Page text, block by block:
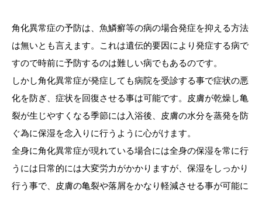
角化異常症の予防は、魚鱗癬等の病の場合発症を抑える方法
は無いとも言えます。これは遺伝的要因により発症する病で
すので時前に予防するのは難しい病でもあるのです。
しかし角化異常症が発症しても病院を受診する事で症状の悪
化を防ぎ、症状を回復させる事は可能です。皮膚が乾燥し亀
裂が生じやすくなる季節には入浴後、皮膚の水分を蒸発を防
ぐ為に保湿を念入りに行うように心がけます。
全身に角化異常症が現れている場合には全身の保湿を常に行
うには日常的には大変労力がかかりますが、保湿をしっかり
行う事で、皮膚の亀裂や落屑をかなり軽減させる事が可能に